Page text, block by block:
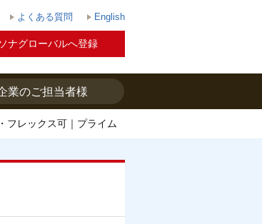
よくある質問 English
ナグローバルへ登録
業のご担当者様
フレックス可｜プライム